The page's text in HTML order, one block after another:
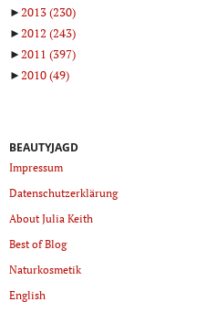
► 2013(230)
► 2012 (243)
► 2011 (397)
► 2010(49)
BEAUTYJAGD
Impressum
Datenschutzerklärung
About Julia Keith
Best of Blog
Naturkosmetik
English